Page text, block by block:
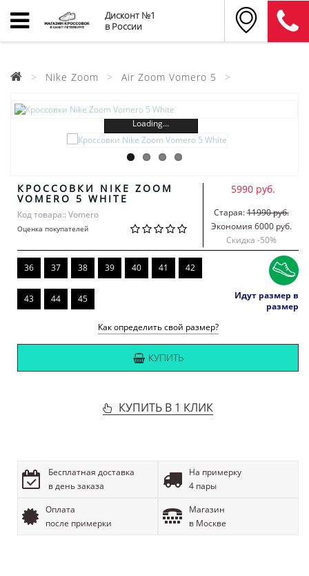
Дисконт №1
в России
Nike Zoom Air Zoom Vomero 5
Loading...
КРОССОВКИ NIKE ZOOM
VOMERO 5 WHITE
Код товара:: Vomero
Оценка покупателей
5990 руб.
Старая:11990 руб.
Экономия 6000 руб.
Скидка -50%
36 37 38 39 40 41 42
43 44 45
Идут размер в
размер
Как определить свой размер?
КУПИТЬ
КУПИТЬ В 1 КЛИК
Бесплатная доставка
в день заказа
На примерку
4 пары
Оплата
после примерки
Магазин
в Москве